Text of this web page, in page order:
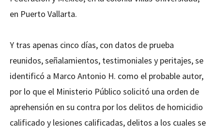
en Puerto Vallarta.
Y tras apenas cinco días, con datos de prueba
reunidos, señalamientos, testimoniales y peritajes, se
identificó a Marco Antonio H. como el probable autor,
por lo que el Ministerio Público solicitó una orden de
aprehensión en su contra por los delitos de homicidio
calificado y lesiones calificadas, delitos a los cuales se